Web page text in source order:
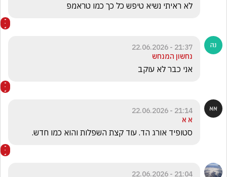
לא ראיתי נשיא טיפש כל כך כמו טראמפ
21:37 - 22.06.2026
נחשון המנחש
אני כבר לא עוקב
21:14 - 22.06.2026
א א
סטופיד אורג הד. עוד קצת השפלות והוא כמו חדש.
21:04 - 22.06.2026